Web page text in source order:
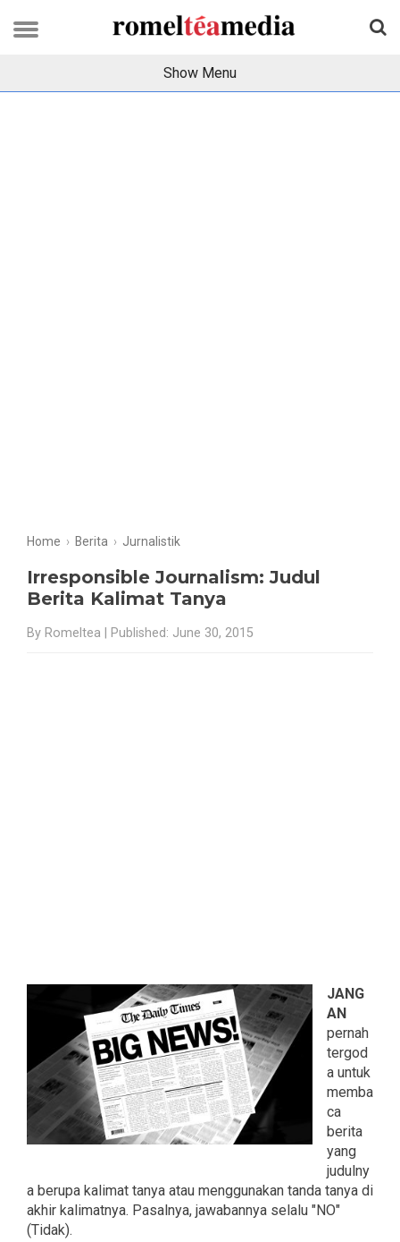
Show Menu
Home › Berita › Jurnalistik
Irresponsible Journalism: Judul
Berita Kalimat Tanya
By Romeltea | Published: June 30, 2015
JANG
AN
pernah
tergod
a untuk
memba
ca
berita
yang
judulny
a berupa kalimat tanya atau menggunakan tanda tanya di
akhir kalimatnya. Pasalnya, jawabannya selalu "NO"
(Tidak).